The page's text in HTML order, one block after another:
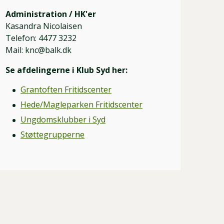
Administration / HK'er
Kasandra Nicolaisen
Telefon: 4477 3232
Mail: knc@balk.dk
Se afdelingerne i Klub Syd her:
Grantoften Fritidscenter
Hede/Magleparken Fritidscenter
Ungdomsklubber i Syd
Støttegrupperne